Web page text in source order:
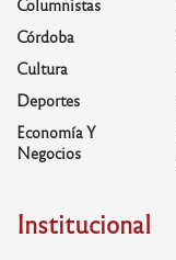
Córdoba
Cultura
Deportes
Economía Y
Negocios
Institucional